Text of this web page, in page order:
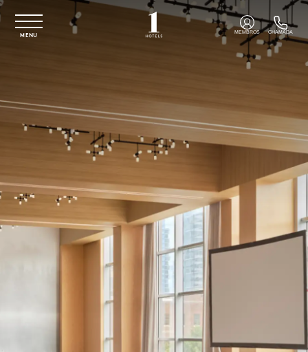
Saltar para o conteúdo principal
MENU
MEMBROS CHAMADA